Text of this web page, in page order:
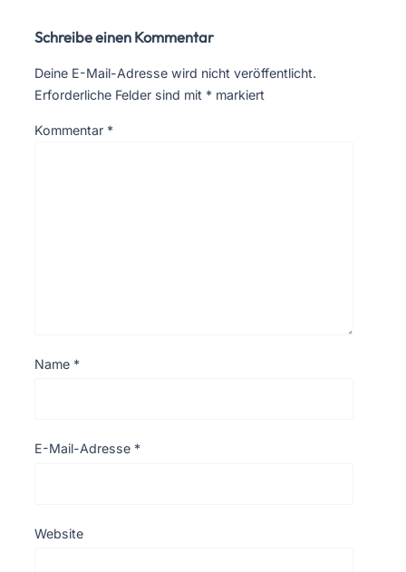
Schreibe einen Kommentar
Deine E-Mail-Adresse wird nicht veröffentlicht.
Erforderliche Felder sind mit * markiert
Kommentar *
Name *
E-Mail-Adresse *
Website